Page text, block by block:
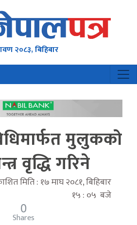
२०८३, बिहिबार
मुलुकको
वृद्धि गरिने
मिति : १७ माघ २०८१, बिहिबार
१५ : ०५ बजे
0
Shares